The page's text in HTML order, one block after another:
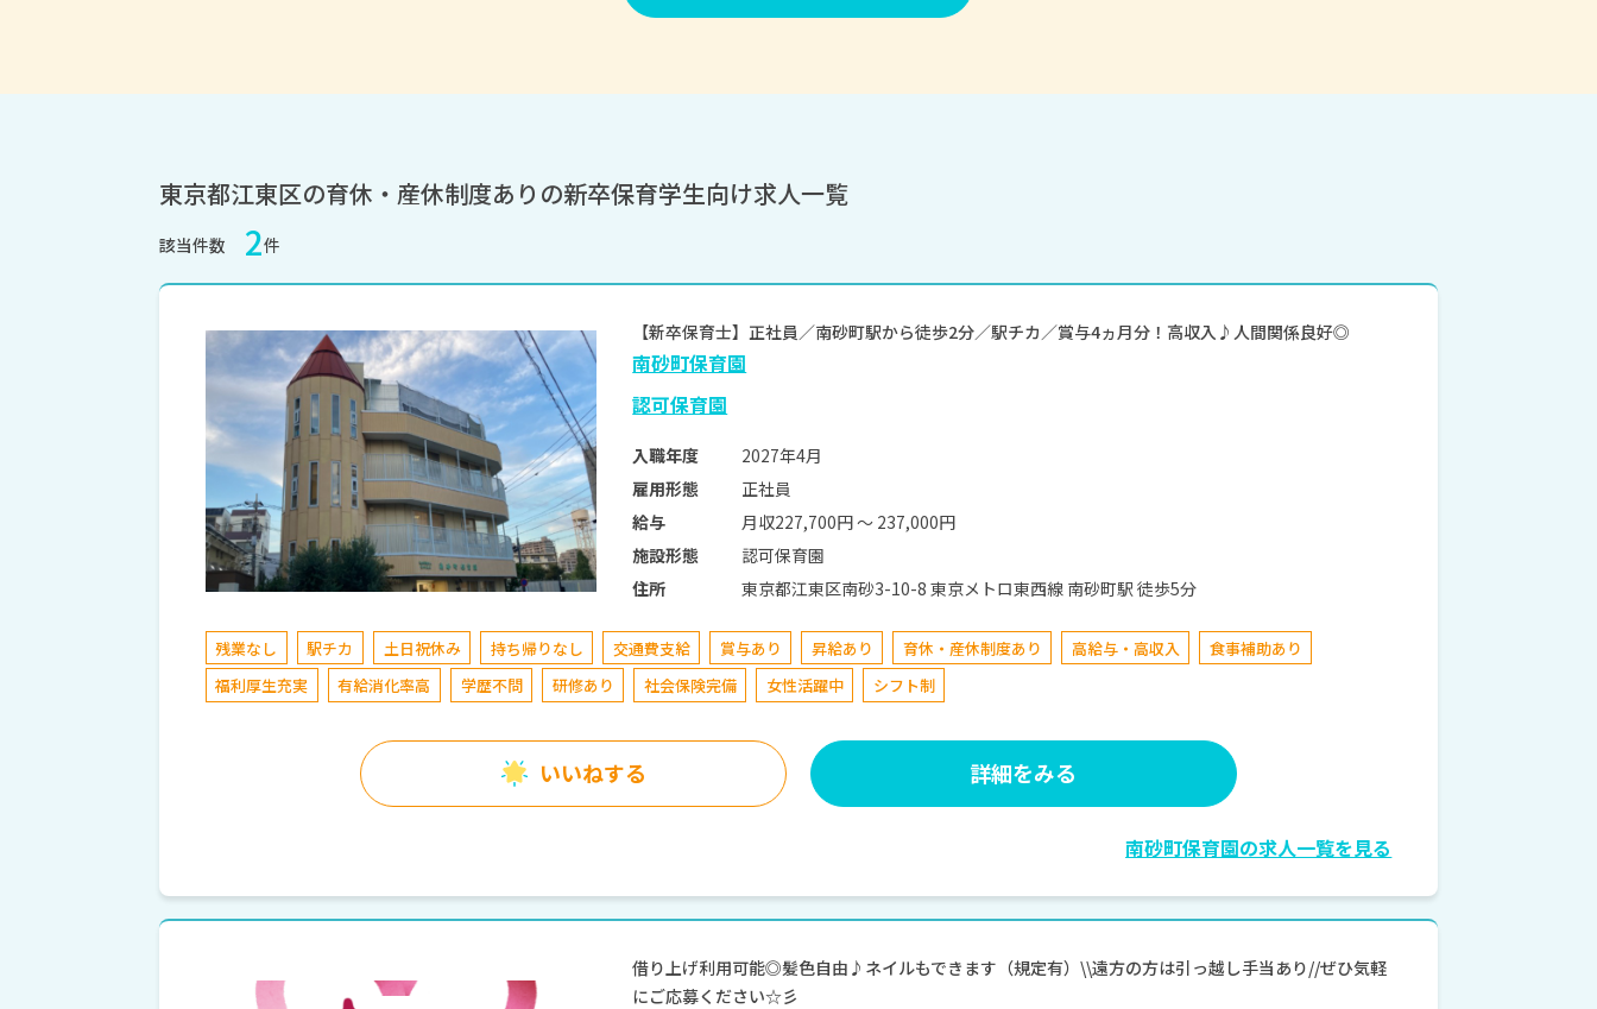
東京都江東区の育休・産休制度ありの新卒保育学生向け求人一覧
該当件数 2件
【新卒保育士】正社員／南砂町駅から徒歩2分／駅チカ／賞与4ヵ月分！高収入♪人間関係良好◎
南砂町保育園
認可保育園
入職年度
2027年4月
雇用形態
正社員
給与
月収227,700円 〜 237,000円
施設形態
認可保育園
住所
東京都江東区南砂3-10-8 東京メトロ東西線 南砂町駅 徒歩5分
残業なし 駅チカ 土日祝休み 持ち帰りなし 交通費支給 賞与あり 昇給あり 育休・産休制度あり 高給与・高収入
食事補助あり
福利厚生充実
有給消化率高 学歴不問 研修あり 社会保険完備 女性活躍中 シフト制
いいねする 詳細をみる
南砂町保育園の求人一覧を見る
借り上げ利用可能◎髪色自由♪ネイルもできます（規定有）\\遠方の方は引っ越し手当あり//ぜひ気軽
にご応募ください☆彡